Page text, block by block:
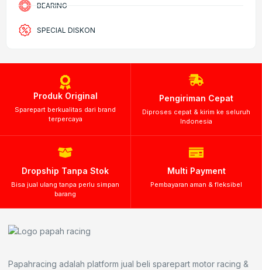
BEARING
SPECIAL DISKON
Produk Original
Sparepart berkualitas dari brand
terpercaya
Pengiriman Cepat
Diproses cepat & kirim ke seluruh
Indonesia
Dropship Tanpa Stok
Bisa jual ulang tanpa perlu simpan
barang
Multi Payment
Pembayaran aman & fleksibel
Papahracing adalah platform jual beli sparepart motor racing &